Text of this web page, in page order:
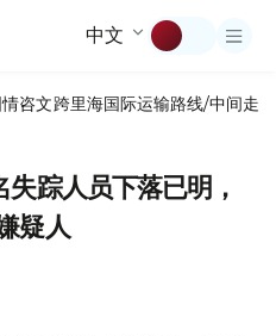
中文
咨文跨里海国际运输路线/中间走廊
踪人员下落已明，
疑人